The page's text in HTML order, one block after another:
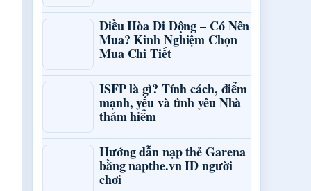
Điều Hòa Di Động – Có Nên
Mua? Kinh Nghiệm Chọn
Mua Chi Tiết
ISFP là gì? Tính cách, điểm
mạnh, yếu và tình yêu Nhà
thám hiểm
Hướng dẫn nạp thẻ Garena
bằng napthe.vn ID người
chơi